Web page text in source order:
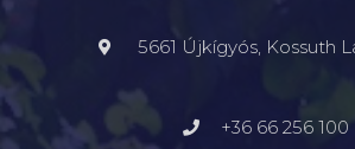
5661 Újkígyós, Kossuth
+36 66 256 100